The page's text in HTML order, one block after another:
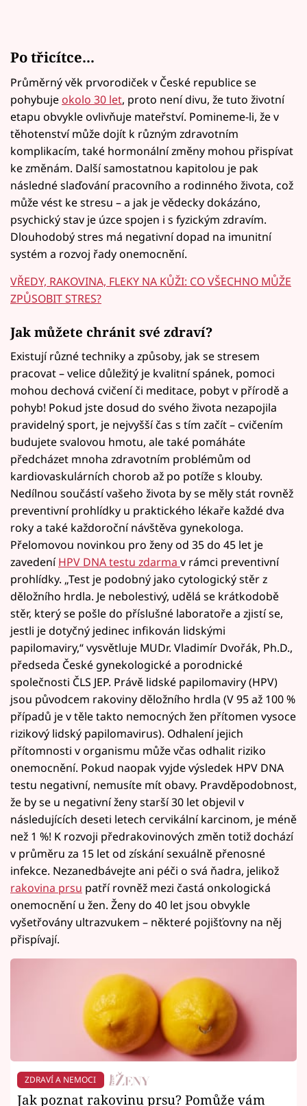
Po třicítce...
Průměrný věk prvorodiček v České republice se
pohybuje okolo 30 let, proto není divu, že tuto životní
etapu obvykle ovlivňuje mateřství. Pomineme-li, že v
těhotenství může dojít k různým zdravotním
komplikacím, také hormonální změny mohou přispívat
ke změnám. Další samostatnou kapitolou je pak
následné slaďování pracovního a rodinného života, což
může vést ke stresu – a jak je vědecky dokázáno,
psychický stav je úzce spojen i s fyzickým zdravím.
Dlouhodobý stres má negativní dopad na imunitní
systém a rozvoj řady onemocnění.
VŘEDY, RAKOVINA, FLEKY NA KŮŽI: CO VŠECHNO MŮŽE
ZPŮSOBIT STRES?
Jak můžete chránit své zdraví?
Existují různé techniky a způsoby, jak se stresem
pracovat – velice důležitý je kvalitní spánek, pomoci
mohou dechová cvičení či meditace, pobyt v přírodě a
pohyb! Pokud jste dosud do svého života nezapojila
pravidelný sport, je nejvyšší čas s tím začít – cvičením
budujete svalovou hmotu, ale také pomáháte
předcházet mnoha zdravotním problémům od
kardiovaskulárních chorob až po potíže s klouby.
Nedílnou součástí vašeho života by se měly stát rovněž
preventivní prohlídky u praktického lékaře každé dva
roky a také každoroční návštěva gynekologa.
Přelomovou novinkou pro ženy od 35 do 45 let je
zavedeníHPV DNA testu zdarma v rámci preventivní
prohlídky. „Test je podobný jako cytologický stěr z
děložního hrdla. Je nebolestivý, udělá se krátkodobě
stěr, který se pošle do příslušné laboratoře a zjistí se,
jestli je dotyčný jedinec infikován lidskými
papilomaviry,“ vysvětluje MUDr. Vladimír Dvořák, Ph.D.,
předseda České gynekologické a porodnické
společnosti ČLS JEP. Právě lidské papilomaviry (HPV)
jsou původcem rakoviny děložního hrdla (V 95 až 100 %
případů je v těle takto nemocných žen přítomen vysoce
rizikový lidský papilomavirus). Odhalení jejich
přítomnosti v organismu může včas odhalit riziko
onemocnění. Pokud naopak vyjde výsledek HPV DNA
testu negativní, nemusíte mít obavy. Pravděpodobnost,
že by se u negativní ženy starší 30 let objevil v
následujících deseti letech cervikální karcinom, je méně
než 1 %! K rozvoji předrakovinových změn totiž dochází
v průměru za 15 let od získání sexuálně přenosné
infekce. Nezanedbávejte ani péči o svá ňadra, jelikož
rakovina prsu patří rovněž mezi častá onkologická
onemocnění u žen. Ženy do 40 let jsou obvykle
vyšetřovány ultrazvukem – některé pojišťovny na něj
přispívají.
ZDRAVÍ A NEMOCI
Jak poznat rakovinu prsu? Pomůže vám